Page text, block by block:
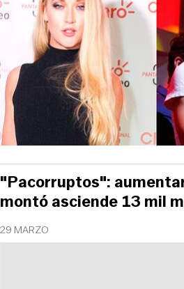
29 MARZO
"Pacorruptos":
montó asciende 13 mil